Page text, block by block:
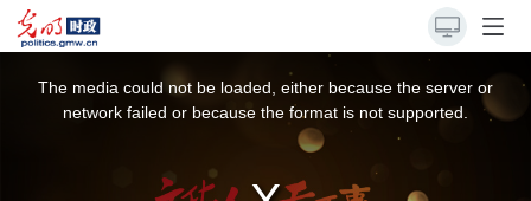
The media could not be loaded, either because the server or
network failed or because the format is not supported.